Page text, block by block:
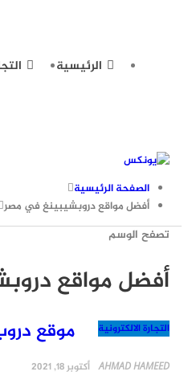
الرئيسية
الصفحة الرئيسية
أفضل مواقع دروبشيبينغ في مصر
تصفح الوسم
أفضل مواقع
التجارة الالكترونية موقع
AHMAD HAMEED أكتوبر 18, 2021